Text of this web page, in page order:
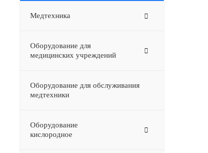
Медтехника
Оборудование для
медицинских учреждений
Оборудование для обслуживания
медтехники
Оборудование
кислородное
–